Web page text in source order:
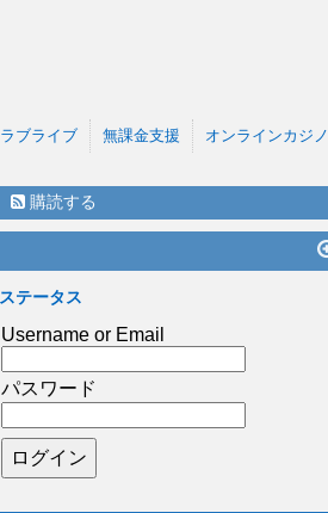
ラブライブ 無課金支援 オンラインカジノ
購読する
ステータス
Username or Email
パスワード